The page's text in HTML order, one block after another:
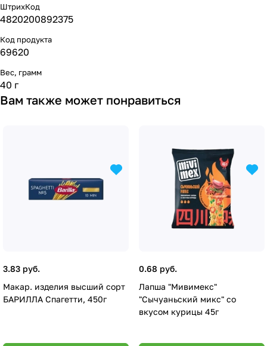
ШтрихКод
4820200892375
Код продукта
69620
Вес, грамм
40 г
Вам также может понравиться
3.83 руб.
Макар. изделия высший сорт
БАРИЛЛА Спагетти, 450г
0.68 руб.
Лапша "Мивимекс"
"Сычуаньский микс" со
вкусом курицы 45г